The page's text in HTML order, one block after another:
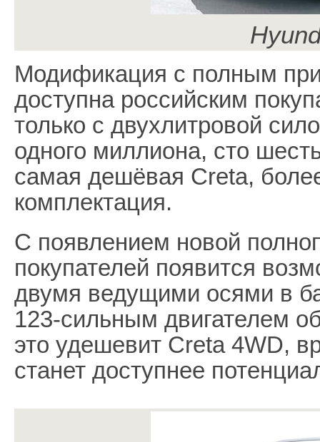
Модификация с полным
доступна российским
только с двухлитровой
одного миллиона, сто
самая дешёвая Creta,
комплектация.
С появлением новой
покупателей появится
двумя ведущими осями в
123-сильным двигателем
это удешевит Creta 4WD,
станет доступнее